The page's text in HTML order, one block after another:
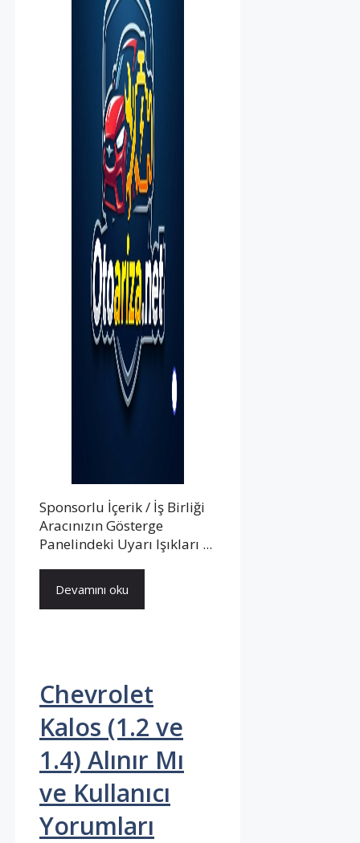
Sponsorlu İçerik / İş Birliği
Aracınızın Gösterge
Panelindeki Uyarı Işıkları ...
Devamını oku
Chevrolet
Kalos (1.2 ve
1.4) Alınır Mı
ve Kullanıcı
Yorumları